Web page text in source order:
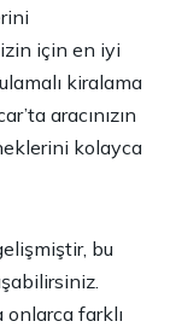
için en iyi
kiralama
aracınızın
kolayca
bu
onlarca farklı